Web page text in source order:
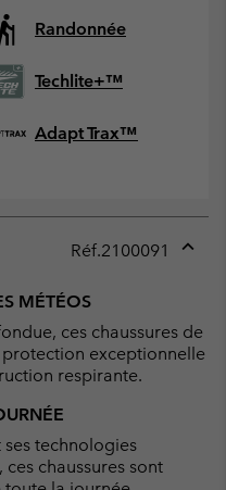
Randonnée
Techlite+™
Adapt Trax™
Réf.2100091
MÉTÉOS
ces chaussures de
exceptionnelle
respirante.
ses technologies
chaussures sont